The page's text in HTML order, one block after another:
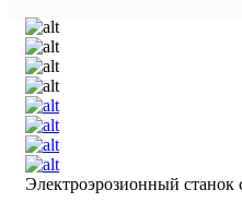
Электроэрозионный